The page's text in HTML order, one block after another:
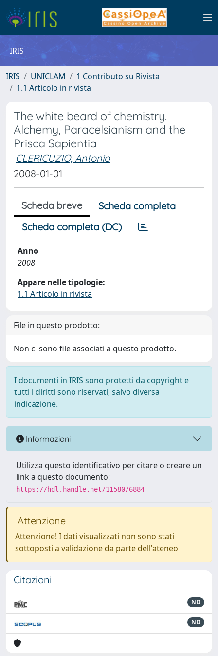
IRIS
IRIS UNICLAM
1 Contributo su Rivista
1.1 Articolo in rivista
The white beard of chemistry.
Alchemy, Paracelsianism and the
Prisca Sapientia
CLERICUZIO, Antonio
2008-01-01
Scheda breve
Scheda completa
Scheda completa (DC)
Anno
2008
Appare nelle tipologie:
1.1 Articolo in rivista
File in questo prodotto:
Non ci sono file associati a questo prodotto.
I documenti in IRIS sono protetti da copyright e
tutti i diritti sono riservati, salvo diversa
indicazione.
Informazioni
Utilizza questo identificativo per citare o creare un
link a questo documento:
https://hdl.handle.net/11580/6884
Attenzione
Attenzione! I dati visualizzati non sono stati
sottoposti a validazione da parte dell'ateneo
Citazioni
ND
ND